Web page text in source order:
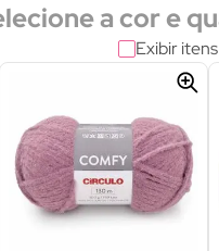
a cor e
Exibir